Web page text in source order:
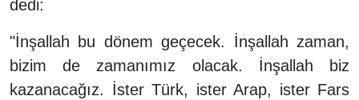
dedi:
"İnşallah bu dönem geçecek. İnşallah zaman,
bizim de zamanımız olacak. İnşallah biz
kazanacağız. İster Türk, ister Arap, ister Fars